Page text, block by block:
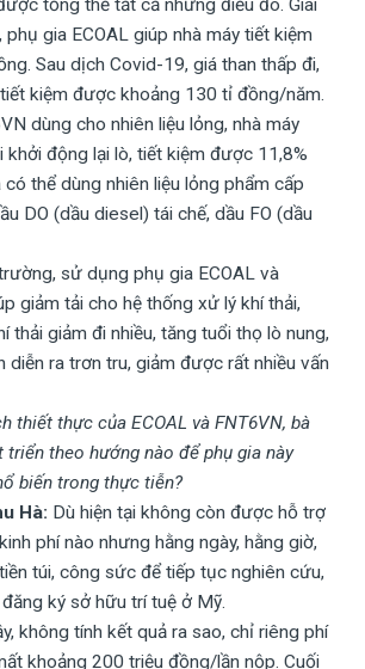
tổng thể tất cả những điều đó. Giai
gia ECOAL giúp nhà máy tiết kiệm
Sau dịch Covid-19, giá than thấp đi,
kiệm được khoảng 130 tỉ đồng/năm.
dùng cho nhiên liệu lỏng, nhà máy
khởi động lại lò, tiết kiệm được 11,8%
có thể dùng nhiên liệu lỏng phẩm cấp
DO (dầu diesel) tái chế, dầu FO (dầu
sử dụng phụ gia ECOAL và
giảm tải cho hệ thống xử lý khí thải,
thải giảm đi nhiều, tăng tuổi thọ lò nung,
diễn ra trơn tru, giảm được rất nhiều vấn
thiết thực của ECOAL và FNT6VN, bà
triển theo hướng nào để phụ gia này
biến trong thực tiễn?
Hà: Dù hiện tại không còn được hỗ trợ
phí nào nhưng hằng ngày, hằng giờ,
túi, công sức để tiếp tục nghiên cứu,
ký sở hữu trí tuệ ở Mỹ.
không tính kết quả ra sao, chỉ riêng phí
khoảng 200 triệu đồng/lần nộp. Cuối